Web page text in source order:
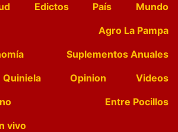
Edictos País
Mundo
Agro La Pampa
Suplementos Anuales
Quiniela Opinion
Videos
Entre Pocillos
vivo